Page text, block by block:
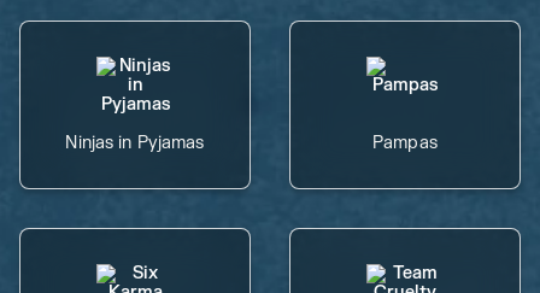
Ninjas in Pyjamas Pampas